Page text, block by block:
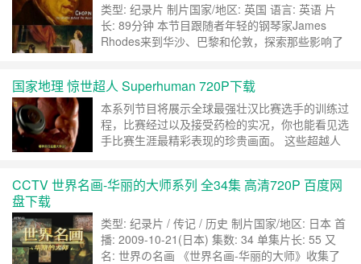
类型: 纪录片 制片国家/地区: 英国 语言: 英语 片
长: 89分钟 本节目跟随者年轻的钢琴家James
Rhodes来到华沙、巴黎和伦敦，探索那些影响了
journey to Warsaw, Paris and L……
国家地理 惊世超人 Superhuman 720P下载
本系列节目将展示全球最强壮汉比赛选手的训练过
程，比赛经过以及接受药检的实况，你也能看见选
手比赛生涯最精彩表现的珍贵画面。 这些超越人
杂细腻的运动。节目中介绍的所有比赛项目，都包
货的欺骗手段。 节目中也将透过「真材实料」单
元，深……继续阅读 »
CCTV 世界名画-华丽的大师系列 全34集 高清720P 百度网
盘下载
类型: 纪录片 / 传记 / 历史 制片国家/地区: 日本 首
播: 2009-10-21(日本) 集数: 34 单集片长: 55 又
名: 世界の名画 《世界名画-华丽的大师》收集了